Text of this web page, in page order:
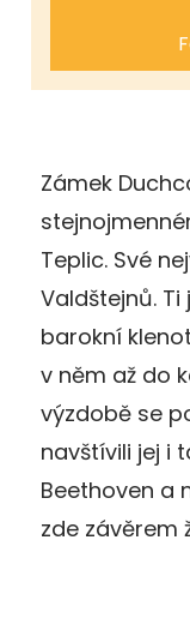
Zámek
Teplic. Své
Valdštejnů.
barokní
v něm až do
výzdobě se
navštívili jej i
Beethoven a
zde závěrem